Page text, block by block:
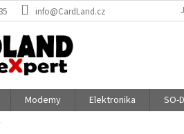
info@CardLand.cz
Modemy Elektronika SO-